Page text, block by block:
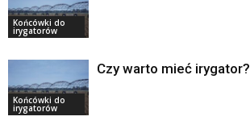
Końcówki do
irygatorów
Końcówki do
irygatorów
Czy warto mieć irygator?